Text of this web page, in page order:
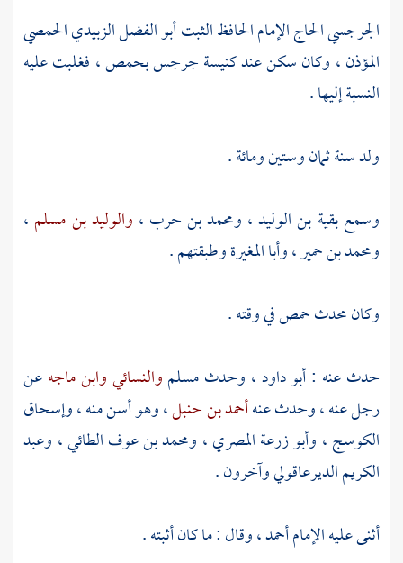
الجرجسي الحاج الإمام الحافظ الثبت أبو الفضل الزبيدي الحمصي
المؤذن ، وكان سكن عند كنيسة جرجسبحمص، فغلبت عليه
النسبة إليها .
ولد سنة ثمان وستين ومائة .
وسمعبقية بن الوليد، ومحمد بن حرب ، والوليد بن مسلم ،
ومحمد بن حمير،وأبا المغيرةوطبقتهم .
وكان محدثحمصفي وقته .
حدث عنه :أبو داود، وحدثمسلموالنسائيوابن ماجهعن
رجل عنه ، وحدث عنهأحمد بن حنبل، وهو أسن منه ،وإسحاق
الكوسج، وأبو زرعة المصري، ومحمد بن عوف الطائي، وعبد
الكريم الديرعاقوليوآخرون .
أثنى عليه الإمامأحمد، وقال : ما كان أثبته .